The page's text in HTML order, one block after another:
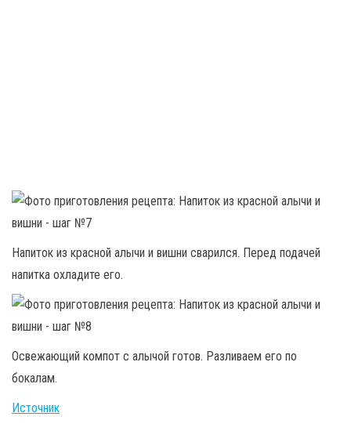
Напиток из красной алычи и вишни сварился. Перед подачей
напитка охладите его.
Освежающий компот с алычой готов. Разливаем его по
бокалам.
Источник